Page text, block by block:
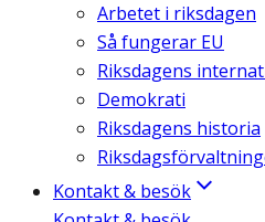
Arbetet i riksdagen
Så fungerar EU
Riksdagens
Demokrati
Riksdagens historia
Kontakt & besök